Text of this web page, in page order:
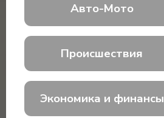
Авто-Мото
Происшествия
Экономика и финансы